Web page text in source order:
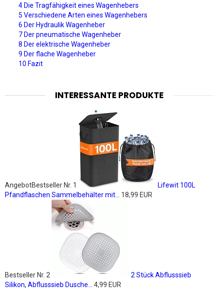
4 Die Tragfähigkeit eines Wagenhebers
5 Verschiedene Arten eines Wagenhebers
6 Der Hydraulik Wagenheber
7 Der pneumatische Wagenheber
8 Der elektrische Wagenheber
9 Der flache Wagenheber
10 Fazit
INTERESSANTE PRODUKTE
AngebotBestseller Nr. 1
Lifewit 100L
Pfandflaschen Sammelbehälter mit...
18,99 EUR
Bestseller Nr. 2
2 Stück Abflusssieb
Silikon, Abflusssieb Dusche...
4,99 EUR